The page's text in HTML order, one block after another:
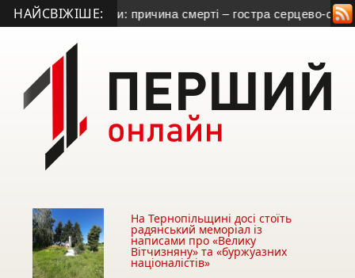
НАЙСВІЖІШЕ:причина смерті – гостра серцево-судинна
На Тернопільщині досі стоїть
радянський меморіал із
написами про «Велику
Вітчизняну» та «буржуазних
націоналістів»